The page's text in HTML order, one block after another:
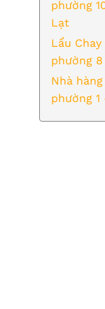
phường
Lạt
Lẩu
phường
Nhà
phường